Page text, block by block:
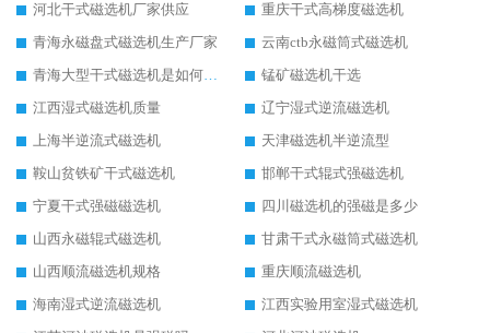
河北干式磁选机厂家供应
重庆干式高梯度磁选机
青海永磁盘式磁选机生产厂家
云南ctb永磁筒式磁选机
青海大型干式磁选机是如何选矿的
锰矿磁选机干选
江西湿式磁选机质量
辽宁湿式逆流磁选机
上海半逆流式磁选机
天津磁选机半逆流型
鞍山贫铁矿干式磁选机
邯郸干式辊式强磁选机
宁夏干式强磁磁选机
四川磁选机的强磁是多少
山西永磁辊式磁选机
甘肃干式永磁筒式磁选机
山西顺流磁选机规格
重庆顺流磁选机
海南湿式逆流磁选机
江西实验用室湿式磁选机